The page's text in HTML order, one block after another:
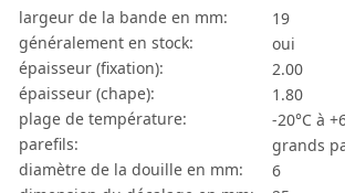
largeur de la bande en mm:
19
généralement en stock:
oui
épaisseur (fixation):
2.00
épaisseur (chape):
1.80
plage de température:
-20°C à
parefils:
grands
diamètre de la douille en mm:
6